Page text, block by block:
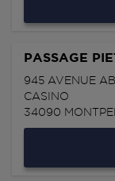
PASSAGE
945 AVENUE
CASINO
34090